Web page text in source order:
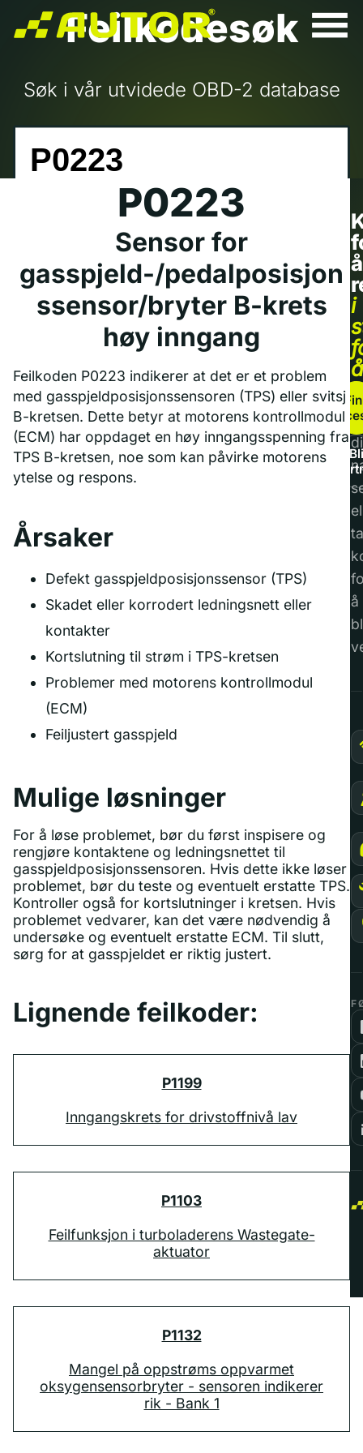
Feilkodesøk
Søk i vår utvidede OBD-2 database
P0223
Sensor for
gasspjeld-/pedalposisjon
ssensor/bryter B-krets
høy inngang
Feilkoden P0223 indikerer at det er et problem
med gasspjeldposisjonssensoren (TPS) eller svitsj
B-kretsen. Dette betyr at motorens kontrollmodul
(ECM) har oppdaget en høy inngangsspenning fra
TPS B-kretsen, noe som kan påvirke motorens
ytelse og respons.
Årsaker
Defekt gasspjeldposisjonssensor (TPS)
Skadet eller korrodert ledningsnett eller
kontakter
Kortslutning til strøm i TPS-kretsen
Problemer med motorens kontrollmodul
(ECM)
Feiljustert gasspjeld
Mulige løsninger
For å løse problemet, bør du først inspisere og
rengjøre kontaktene og ledningsnettet til
gasspjeldposisjonssensoren. Hvis dette ikke løser
problemet, bør du teste og eventuelt erstatte TPS.
Kontroller også for kortslutninger i kretsen. Hvis
problemet vedvarer, kan det være nødvendig å
undersøke og eventuelt erstatte ECM. Til slutt,
sørg for at gasspjeldet er riktig justert.
Lignende feilkoder:
P1199
Inngangskrets for drivstoffnivå lav
P1103
Feilfunksjon i turboladerens Wastegate-
aktuator
P1132
Mangel på oppstrøms oppvarmet
oksygensensorbryter - sensoren indikerer
rik - Bank 1
å
i
å
ta
å
Bli